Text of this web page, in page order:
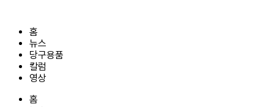
홈
뉴스
당구용품
칼럼
영상
홈